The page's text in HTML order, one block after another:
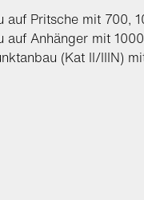
auf Pritsche mit 700,
auf Anhänger mit
(Kat II/IIIN)